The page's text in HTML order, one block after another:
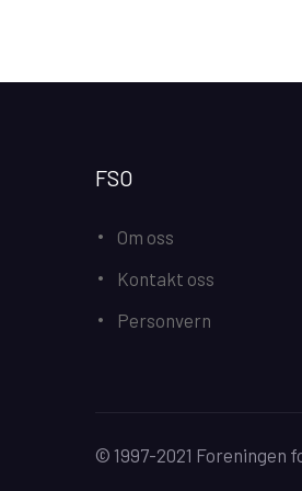
FSO
Om oss
Kontakt oss
Personvern
© 1997-2021 Foreningen